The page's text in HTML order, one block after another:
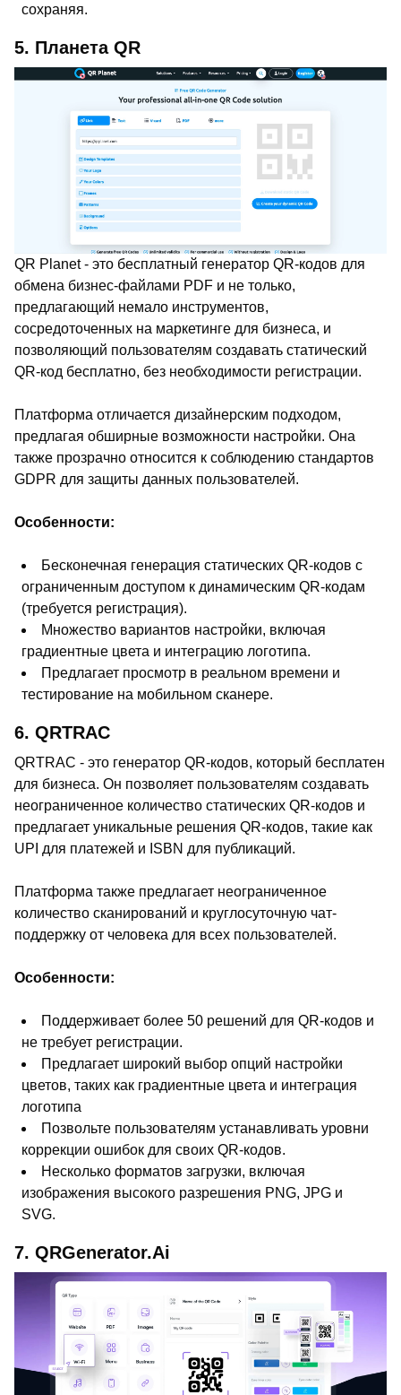
сохраняя.
5. Планета QR
QR Planet - это бесплатный генератор QR-кодов для
обмена бизнес-файлами PDF и не только,
предлагающий немало инструментов,
сосредоточенных на маркетинге для бизнеса, и
позволяющий пользователям создавать статический
QR-код бесплатно, без необходимости регистрации.
Платформа отличается дизайнерским подходом,
предлагая обширные возможности настройки. Она
также прозрачно относится к соблюдению стандартов
GDPR для защиты данных пользователей.
Особенности:
Бесконечная генерация статических QR-кодов с
ограниченным доступом к динамическим QR-кодам
(требуется регистрация).
Множество вариантов настройки, включая
градиентные цвета и интеграцию логотипа.
Предлагает просмотр в реальном времени и
тестирование на мобильном сканере.
6. QRTRAC
QRTRAC - это генератор QR-кодов, который бесплатен
для бизнеса. Он позволяет пользователям создавать
неограниченное количество статических QR-кодов и
предлагает уникальные решения QR-кодов, такие как
UPI для платежей и ISBN для публикаций.
Платформа также предлагает неограниченное
количество сканирований и круглосуточную чат-
поддержку от человека для всех пользователей.
Особенности:
Поддерживает более 50 решений для QR-кодов и
не требует регистрации.
Предлагает широкий выбор опций настройки
цветов, таких как градиентные цвета и интеграция
логотипа
Позвольте пользователям устанавливать уровни
коррекции ошибок для своих QR-кодов.
Несколько форматов загрузки, включая
изображения высокого разрешения PNG, JPG и
SVG.
7. QRGenerator.Ai